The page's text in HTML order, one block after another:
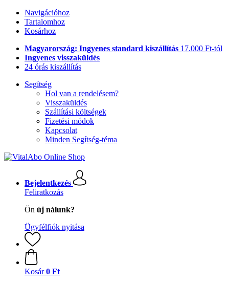
Navigációhoz
Tartalomhoz
Kosárhoz
Magyarország: Ingyenes standard kiszállítás 17.000 Ft-tól
Ingyenes visszaküldés
24 órás kiszállítás
Segítség
Hol van a rendelésem?
Visszaküldés
Szállítási költségek
Fizetési módok
Kapcsolat
Minden Segítség-téma
Bejelentkezés
Feliratkozás
Ön új nálunk?
Ügyfélfiók nyitása
Kosár 0 Ft